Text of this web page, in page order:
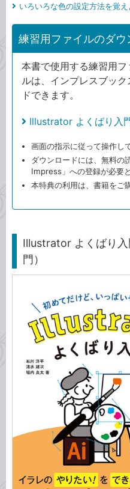
いろいろな色の設定方法を覚
練習用ファイルのダウ
本書で使用する練習用
ルは、インプレスブッ
ドできます。
Illustrator よくばり入
画面の指示に従って操作し
ダウンロードには、無料の
Impress」への登録が必要と
本特典の利用は、書籍をご
Illustrator よくばり入
門）